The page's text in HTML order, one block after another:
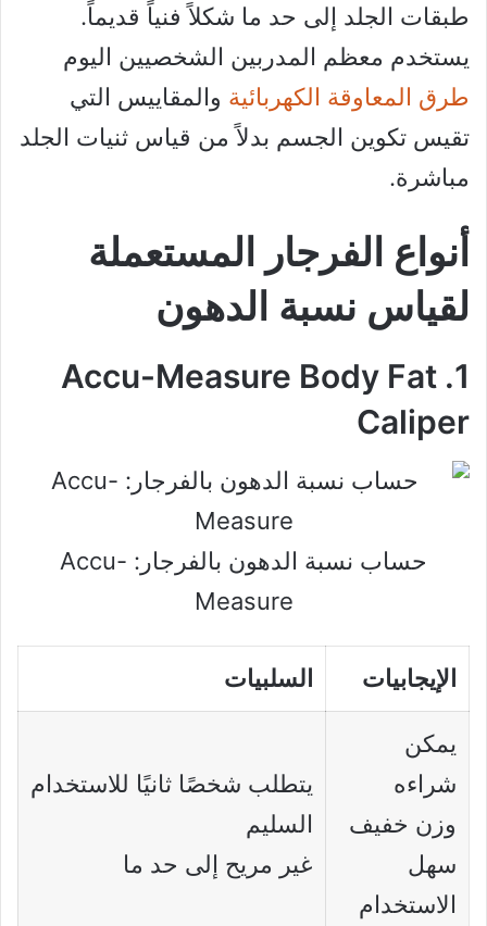
طبقات الجلد إلى حد ما شكلاً فنياً قديماً.
يستخدم معظم المدربين الشخصيين اليوم
طرق المعاوقة الكهربائية والمقاييس التي
تقيس تكوين الجسم بدلاً من قياس ثنيات الجلد
مباشرة.
أنواع الفرجار المستعملة
لقياس نسبة الدهون
1. Accu-Measure Body Fat
Caliper
حساب نسبة الدهون بالفرجار: Accu-
Measure
الإيجابيات السلبيات
يمكن
شراءه
وزن خفيف
سهل
الاستخدام
يتطلب شخصًا ثانيًا للاستخدام
السليم
غير مريح إلى حد ما